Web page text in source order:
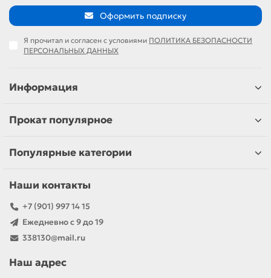
Оформить подписку
Я прочитал и согласен с условиями ПОЛИТИКА БЕЗОПАСНОСТИ
ПЕРСОНАЛЬНЫХ ДАННЫХ
Информация
Прокат популярное
Популярные категории
Наши контакты
+7 (901) 997 14 15
Ежедневно с 9 до 19
338130@mail.ru
Наш адрес